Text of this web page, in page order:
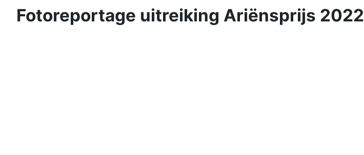
Fotoreportage uitreiking Ariënsprijs 2022